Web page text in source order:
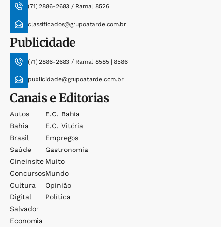
(71) 2886-2683 / Ramal 8526
classificados@grupoatarde.com.br
Publicidade
(71) 2886-2683 / Ramal 8585 | 8586
publicidade@grupoatarde.com.br
Canais e Editorias
Autos
Bahia
Brasil
Saúde
Cineinsite
Concursos
Cultura
Digital
Salvador
Economia
E.c. Bahia
E.c. Vitória
Empregos
Gastronomia
Muito
Mundo
Opinião
Política